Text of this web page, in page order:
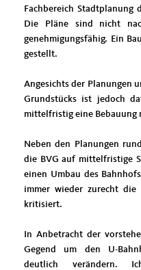
Fachbereich Stadtplanung
Die Pläne sind nicht
genehmigungsfähig. Ein
gestellt.
Angesichts der Planungen
Grundstücks ist jedoch
mittelfristig eine Bebauung
Neben den Planungen
die BVG auf mittelfristige
einen Umbau des
immer wieder zurecht die
kritisiert.
In Anbetracht der
Gegend um den U-
deutlich verändern.